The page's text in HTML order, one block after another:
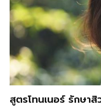
สูตรโทนเนอร์ รักษา